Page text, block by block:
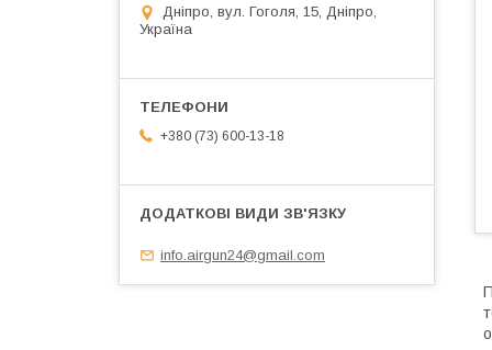
Дніпро, вул. Гоголя, 15, Дніпро,
Україна
+380 (73) 600-13-18
info.airgun24@gmail.com